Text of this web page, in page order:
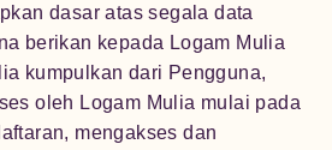
dasar atas segala data
berikan kepada Logam Mulia
kumpulkan dari Pengguna,
oleh Logam Mulia mulai pada
mengakses dan